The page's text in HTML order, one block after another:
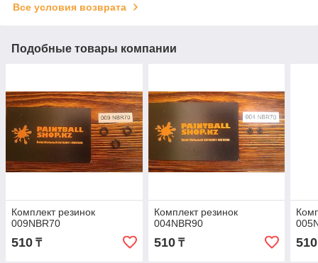
Все условия возврата
Подобные товары компании
Комплект резинок
009NBR70
510 ₸
Комплект резинок
004NBR90
510₸ 510